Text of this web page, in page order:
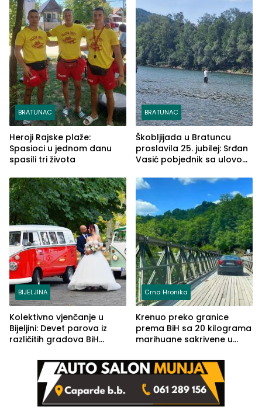
BRATUNAC
Heroji Rajske plaže:
Spasioci u jednom danu
spasili tri života
BRATUNAC
Škobljijada u Bratuncu
proslavila 25. jubilej: Srđan
Vasić pobjednik sa ulovom
BIJELJINA
Kolektivno vjenčanje u
Bijeljini: Devet parova iz
različitih gradova BiH
Crna Hronika
Krenuo preko granice
prema BiH sa 20 kilograma
marihuane sakrivene u